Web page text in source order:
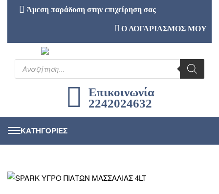
Άμεση παράδοση στην επιχείρηση σας
Ο ΛΟΓΑΡΙΑΣΜΟΣ ΜΟΥ
Επικοινωνία
2242024632